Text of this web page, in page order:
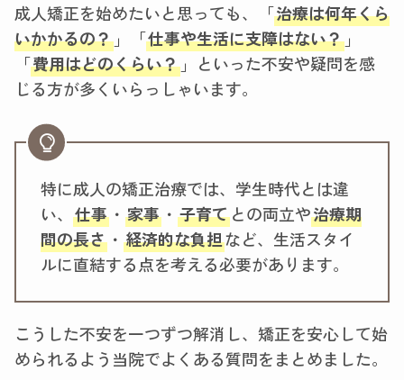
成人矯正を始めたいと思っても、「治療は何年くら
いかかるの？ 」「仕事や生活に支障はない？ 」
「費用はどのくらい？ 」といった不安や疑問を感
じる方が多くいらっしゃいます。
特に成人の矯正治療では、学生時代とは違
い、 仕事・ 家事・ 子育てとの両立や治療期
間の長さ・ 経済的な負担など、生活スタイ
ルに直結する点を考える必要があります。
こうした不安を一つずつ解消し、矯正を安心して始
められるよう当院でよくある質問をまとめました。